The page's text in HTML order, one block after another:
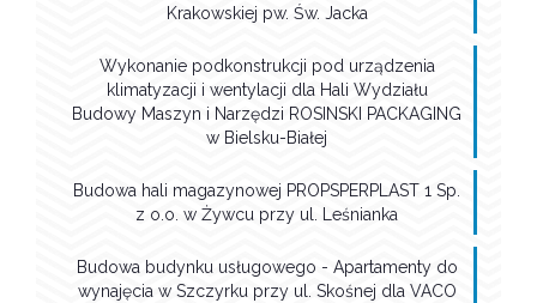
Krakowskiej pw. Św. Jacka
Wykonanie podkonstrukcji pod urządzenia
klimatyzacji i wentylacji dla Hali Wydziału
Budowy Maszyn i Narzędzi ROSINSKI PACKAGING
w Bielsku-Białej
Budowa hali magazynowej PROPSPERPLAST 1 Sp.
z o.o. w Żywcu przy ul. Leśnianka
Budowa budynku usługowego - Apartamenty do
wynajęcia w Szczyrku przy ul. Skośnej dla VACO